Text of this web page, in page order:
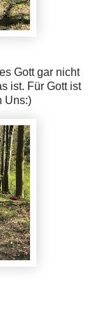
Gott gar nicht
ist. Für Gott ist
Uns:)